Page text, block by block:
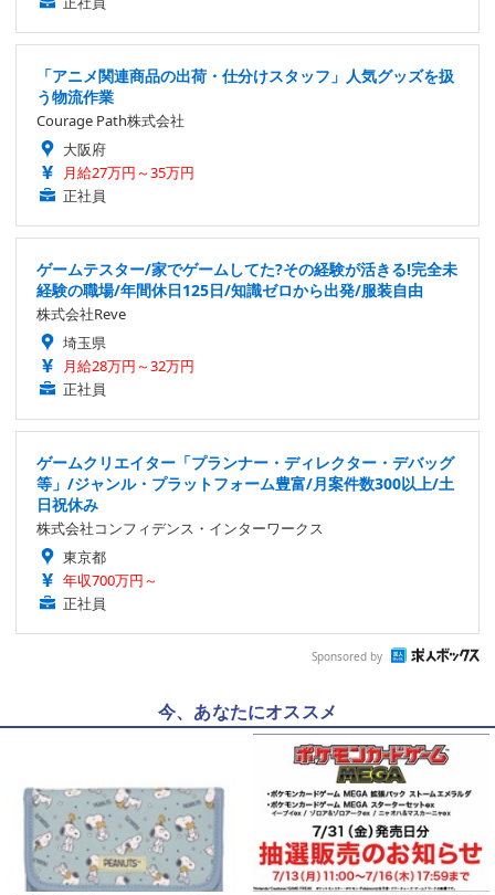
「アニメ関連商品の出荷・仕分けスタッフ」人気グッズを扱
う物流作業
Courage Path株式会社
大阪府
月給27万円～35万円
正社員
ゲームテスター/家でゲームしてた?その経験が活きる!完全未
経験の職場/年間休日125日/知識ゼロから出発/服装自由
株式会社Reve
埼玉県
月給28万円～32万円
正社員
ゲームクリエイター「プランナー・ディレクター・デバッグ
等」/ジャンル・プラットフォーム豊富/月案件数300以上/土
日祝休み
株式会社コンフィデンス・インターワークス
東京都
年収700万円～
正社員
Sponsored by
今、あなたにオススメ